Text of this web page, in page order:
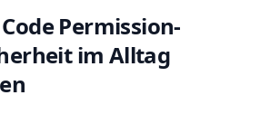
Permission-
im Alltag